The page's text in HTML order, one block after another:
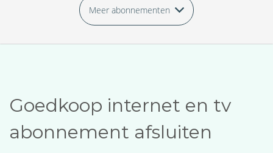
Meer abonnementen
Goedkoop internet en tv
abonnement afsluiten